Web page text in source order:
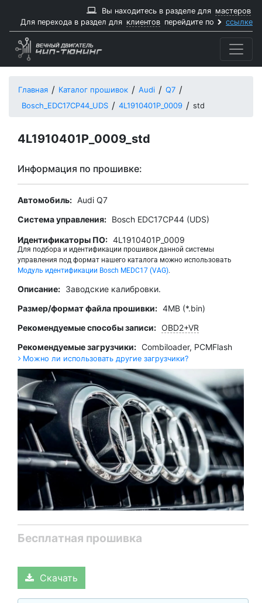
Вы находитесь в разделе для мастеров
Для перехода в раздел для клиентов перейдите по ссылке
Главная Каталог прошивок Audi
Q7
Bosch_EDC17CP44_UDS
4L1910401P_0009 std
4L1910401P_0009_std
Информация по прошивке:
Автомобиль: Audi Q7
Система управления: Bosch EDC17CP44 (UDS)
Идентификаторы ПО: 4L1910401P_0009
Для подбора и идентификации прошивок данной системы
управления под формат нашего каталога можно использовать
Модуль идентификации Bosch MEDC17 (VAG).
Описание: Заводские калибровки.
Размер/формат файла прошивки: 4MB (*.bin)
Рекомендуемые способы записи: OBD2+VR
Рекомендуемые загрузчики: Combiloader, PCMFlash
Можно ли использовать другие загрузчики?
Бесплатная прошивка
Скачать